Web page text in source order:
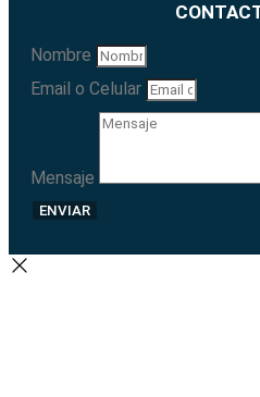
Nombre
Email o Celular
Mensaje
ENVIAR